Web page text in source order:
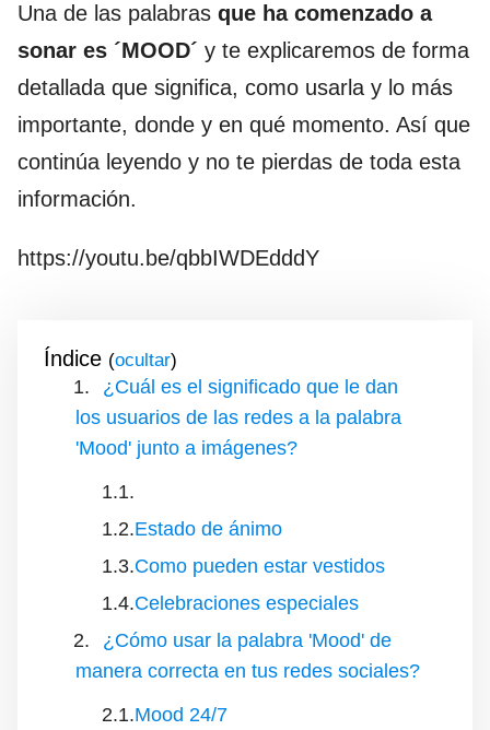
Una de las palabras que ha comenzado a
sonar es ´MOOD´ y te explicaremos de forma
detallada que significa, como usarla y lo más
importante, donde y en qué momento. Así que
continúa leyendo y no te pierdas de toda esta
información.
https://youtu.be/qbbIWDEdddY
Índice ( )
¿Cuál es el significado que le dan
los usuarios de las redes a la palabra
'Mood' junto a imágenes?
Estado de ánimo
Como pueden estar vestidos
Celebraciones especiales
¿Cómo usar la palabra 'Mood' de
manera correcta en tus redes sociales?
Mood 24/7